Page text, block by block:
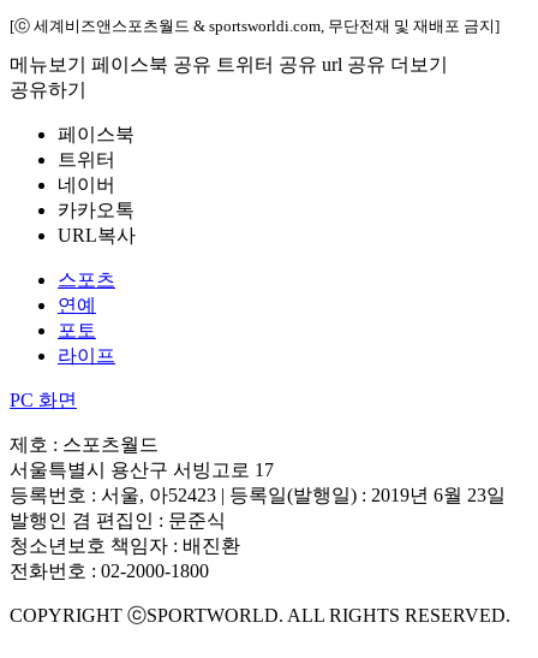
[ⓒ 세계비즈앤스포츠월드 & sportsworldi.com, 무단전재 및 재배포 금지]
메뉴보기 페이스북 공유 트위터 공유 url 공유 더보기
공유하기
페이스북
트위터
네이버
카카오톡
URL복사
스포츠
연예
포토
라이프
PC 화면
제호 : 스포츠월드
서울특별시 용산구 서빙고로 17
등록번호 : 서울, 아52423 | 등록일(발행일) : 2019년 6월 23일
발행인 겸 편집인 : 문준식
청소년보호 책임자 : 배진환
전화번호 : 02-2000-1800
COPYRIGHT ⓒSPORTWORLD. ALL RIGHTS RESERVED.